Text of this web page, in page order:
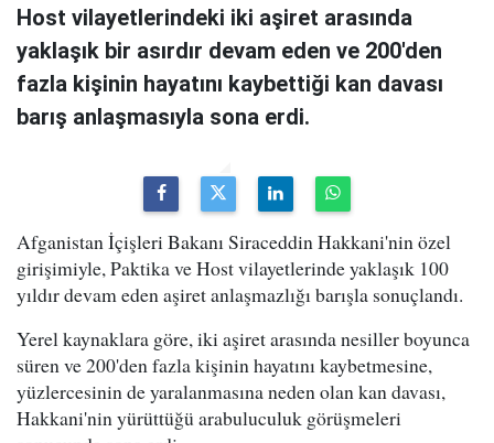
Host vilayetlerindeki iki aşiret arasında
yaklaşık bir asırdır devam eden ve 200'den
fazla kişinin hayatını kaybettiği kan davası
barış anlaşmasıyla sona erdi.
Afganistan İçişleri Bakanı Siraceddin Hakkani'nin özel
girişimiyle, Paktika ve Host vilayetlerinde yaklaşık 100
yıldır devam eden aşiret anlaşmazlığı barışla sonuçlandı.
Yerel kaynaklara göre, iki aşiret arasında nesiller boyunca
süren ve 200'den fazla kişinin hayatını kaybetmesine,
yüzlercesinin de yaralanmasına neden olan kan davası,
Hakkani'nin yürüttüğü arabuluculuk görüşmeleri